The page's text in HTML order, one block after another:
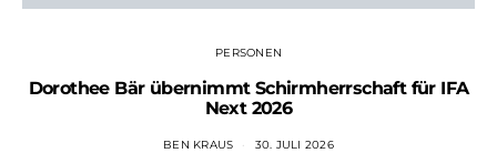
PERSONEN
Dorothee Bär übernimmt Schirmherrschaft für IFA
Next 2026
BEN KRAUS 30. JULI 2026